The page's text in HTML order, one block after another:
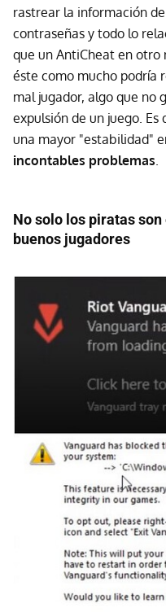
rastrear la información
contraseñas y todo lo
que un AntiCheat en otro
éste como mucho podría
mal jugador, algo que no
expulsión de un juego.
una mayor "estabilidad"
incontables problemas
No solo los piratas
buenos jugadores